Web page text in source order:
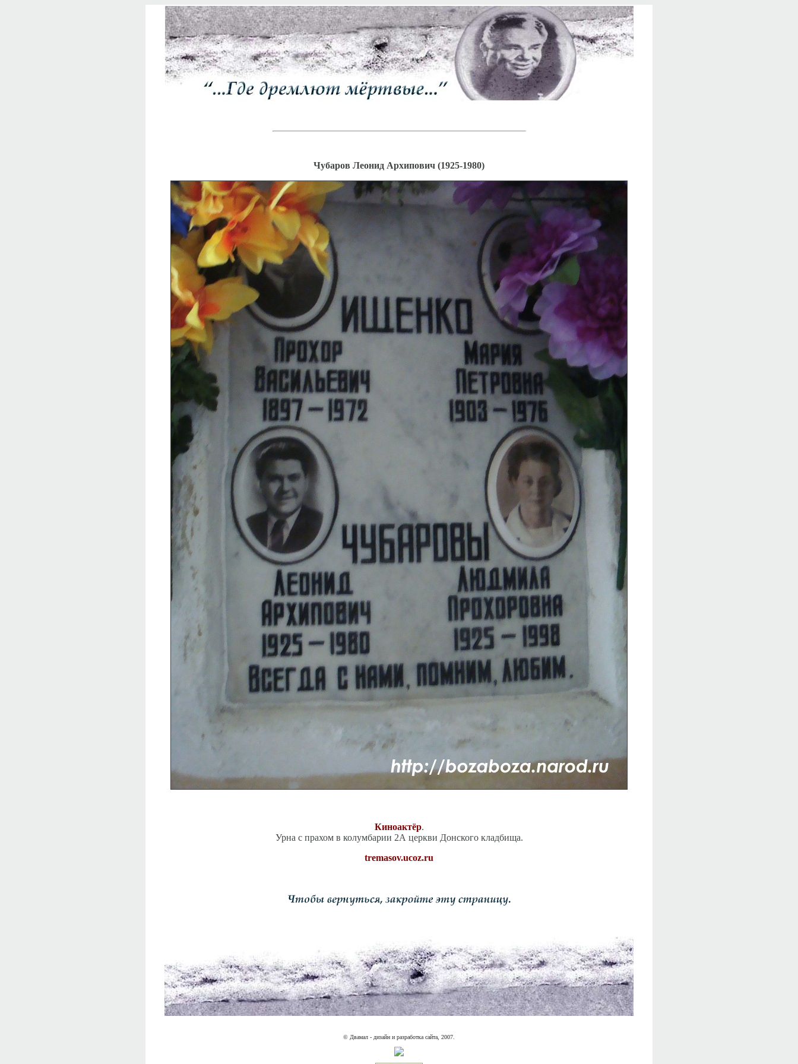
Чубаров Леонид Архипович (1925-1980)
Киноактёр.
Урна с прахом в колумбарии 2А церкви Донского кладбища.
tremasov.ucoz.ru
© Двамал - дизайн и разработка сайта, 2007.